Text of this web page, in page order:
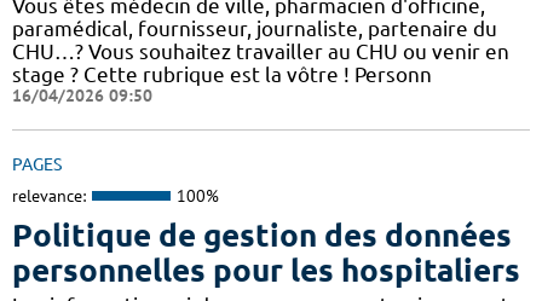
Vous êtes médecin de ville, pharmacien d'officine,
paramédical, fournisseur, journaliste, partenaire du
CHU…? Vous souhaitez travailler au CHU ou venir en
stage ? Cette rubrique est la vôtre ! Personn
16/04/2026 09:50
PAGES
relevance: 100%
Politique de gestion des données
personnelles pour les hospitaliers